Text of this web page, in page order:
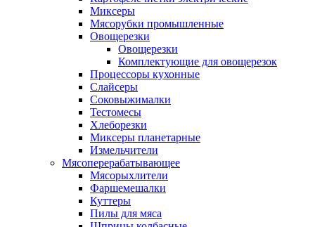
Миксеры
Мясорубки промышленные
Овощерезки
Овощерезки
Комплектующие для овощерезок
Процессоры кухонные
Слайсеры
Соковыжималки
Тестомесы
Хлеборезки
Миксеры планетарные
Измельчители
Мясоперерабатывающее
Мясорыхлители
Фаршемешалки
Куттеры
Пилы для мяса